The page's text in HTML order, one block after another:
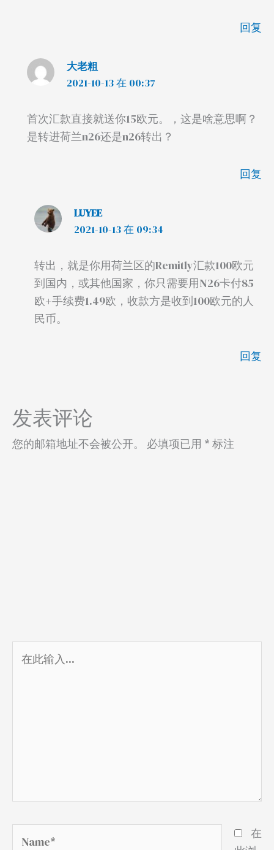
回复
大老粗
2021-10-13 在 00:37
首次汇款直接就送你15欧元。，这是啥意思啊？
是转进荷兰n26还是n26转出？
回复
LUYEE
2021-10-13 在 09:34
转出，就是你用荷兰区的Remitly汇款100欧元
到国内，或其他国家，你只需要用N26卡付85
欧+手续费1.49欧，收款方是收到100欧元的人
民币。
回复
发表评论
您的邮箱地址不会被公开。 必填项已用 * 标注
在